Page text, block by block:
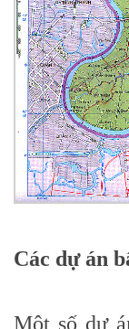
Các dự án
Một số dự